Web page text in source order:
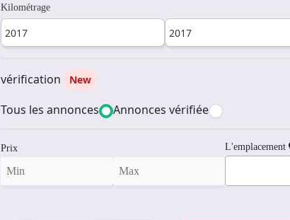
Kilométrage
vérification New
Tous les annonces Annonces vérifiée
Prix L'emplacement